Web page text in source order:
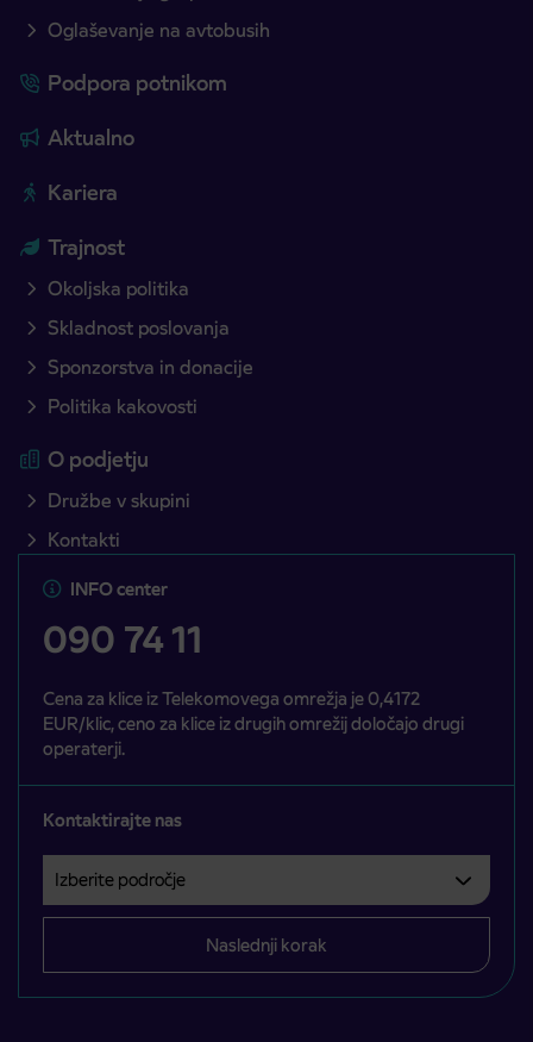
Oglaševanje na avtobusih
Podpora potnikom
Aktualno
Kariera
Trajnost
Okoljska politika
Skladnost poslovanja
Sponzorstva in donacije
Politika kakovosti
O podjetju
Družbe v skupini
Kontakti
INFO center
090 74 11
Cena za klice iz Telekomovega omrežja je 0,4172
EUR/klic, ceno za klice iz drugih omrežij določajo drugi
operaterji.
Kontaktirajte nas
Naslednji korak